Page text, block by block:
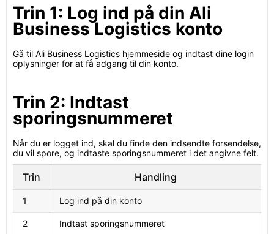
Trin 1: Log ind på din Ali
Business Logistics konto
Gå til Ali Business Logistics hjemmeside og indtast dine login
oplysninger for at få adgang til din konto.
Trin 2: Indtast
sporingsnummeret
Når du er logget ind, skal du finde den indsendte forsendelse,
du vil spore, og indtaste sporingsnummeret i det angivne felt.
Trin Handling
1 Log ind på din konto
2 Indtast sporingsnummeret